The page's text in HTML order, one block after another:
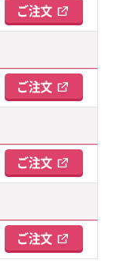
ご注文
ご注文
ご注文
ご注文